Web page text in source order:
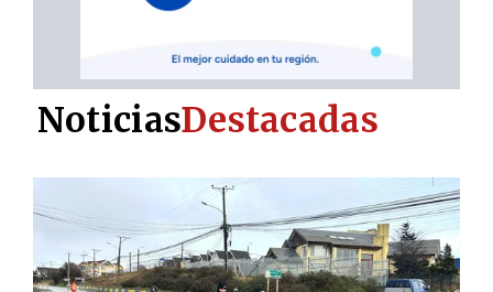
NoticiasDestacadas